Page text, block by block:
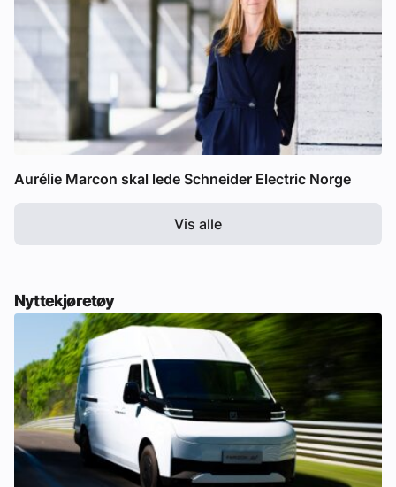
Aurélie Marcon skal lede Schneider Electric Norge
Vis alle
Nyttekjøretøy